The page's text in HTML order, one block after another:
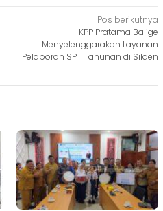
Pos berikutnya
KPP Pratama Balige
Menyelenggarakan Layanan
Pelaporan SPT Tahunan di Silaen